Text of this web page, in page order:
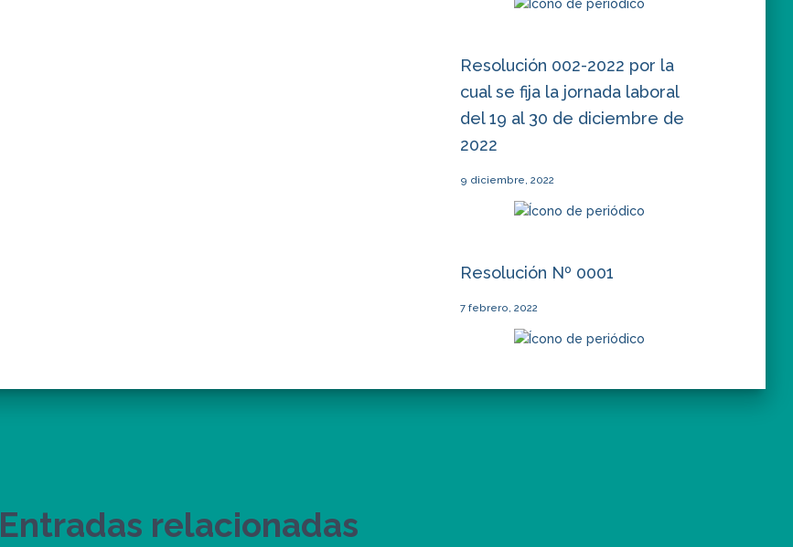
Resolución 002-2022 por la
cual se fija la jornada laboral
del 19 al 30 de diciembre de
2022
9 diciembre, 2022
Resolución Nº 0001
7 febrero, 2022
Entradas relacionadas